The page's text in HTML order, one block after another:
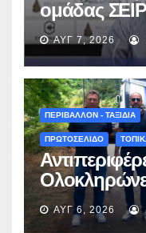
ομάδας
fm 93.3: «Το
στη
(audio)
ΑΥΓ 7, 2026
ΠΕΡΙΒΑΛΛΟΝ - ΤΑΞΙΔΙΑ
ΠΡΩΤΟΣΕΛΙΔΟ
Περιβόλι –
ΑΥΓ 6, 2026